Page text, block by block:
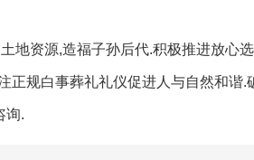
地资源,造福子孙后代.积极推进放心
规白事葬礼礼仪促进人与自然和谐.
询.